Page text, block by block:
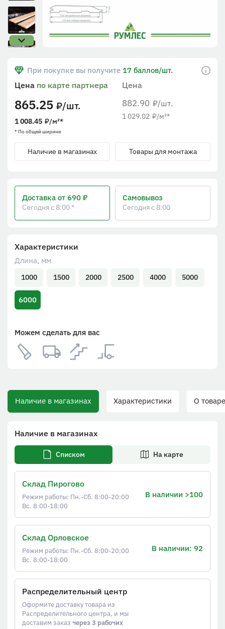
Характеристики
Длина, мм
1000 1500 2000 2500 4000 5000
6000
Можем сделать для вас
При покупке вы получите 17 баллов/шт.
Цена
882.90 ₽/шт.
1 029.02 ₽/м²*
Цена по карте партнера
865.25 ₽/шт.
1 008.45 ₽/м²*
* По общей ширине
Наличие в магазинах Товары для монтажа
Доставка от 690 ₽
Сегодня с 8:00 *
Самовывоз
Сегодня с 8:00
Наличие в магазинах Характеристики О товаре
Наличие в магазинах
Списком На карте
Склад Пирогово
Режим работы: Пн.-Сб. 8:00-20:00
Вс. 8:00-18:00
В наличии >100
Склад Орловское
Режим работы: Пн.-Сб. 8:00-20:00
Вс. 8:00-18:00
В наличии: 92
Распределительный центр
Оформите доставку товара из
Распределительного центра, и мы
доставим заказ через 3 рабочих